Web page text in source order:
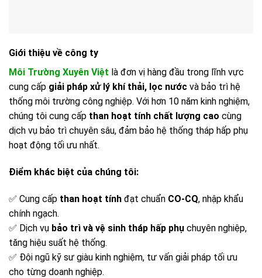
Giới thiệu về công ty
Môi Trường Xuyên Việt là đơn vị hàng đầu trong lĩnh vực
cung cấp giải pháp xử lý khí thải, lọc nước và bảo trì hệ
thống môi trường công nghiệp. Với hơn 10 năm kinh nghiệm,
chúng tôi cung cấp than hoạt tính chất lượng cao cùng
dịch vụ bảo trì chuyên sâu, đảm bảo hệ thống tháp hấp phụ
hoạt động tối ưu nhất.
Điểm khác biệt của chúng tôi:
✅ Cung cấp than hoạt tính đạt chuẩn CO-CQ, nhập khẩu
chính ngạch.
✅ Dịch vụ bảo trì và vệ sinh tháp hấp phụ chuyên nghiệp,
tăng hiệu suất hệ thống.
✅ Đội ngũ kỹ sư giàu kinh nghiệm, tư vấn giải pháp tối ưu
cho từng doanh nghiệp.